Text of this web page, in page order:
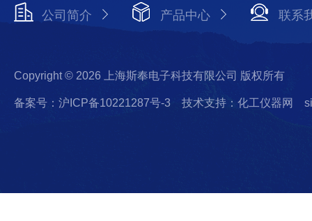
公司简介 产品中心 联系
Copyright © 2026 上海斯奉电子科技有限公司 版权所有
备案号：沪ICP备10221287号-3 技术支持：化工仪器网